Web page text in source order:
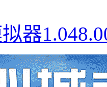
器